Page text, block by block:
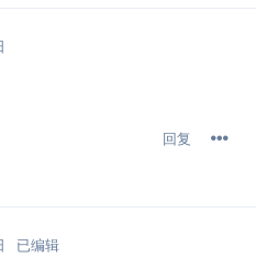
回复
已编辑